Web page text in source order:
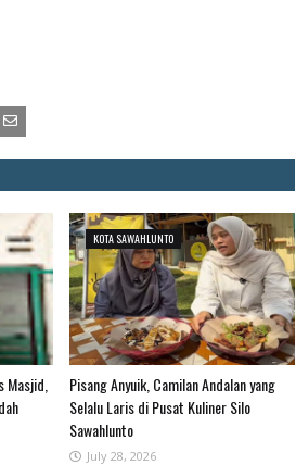
KOTA SAWAHLUNTO
Pisang Anyuik, Camilan Andalan yang
Selalu Laris di Pusat Kuliner Silo
Sawahlunto
July 28, 2026